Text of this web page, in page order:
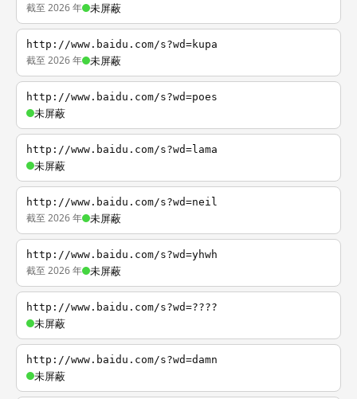
截至 2026 年 未屏蔽
http://www.baidu.com/s?wd=kupa
截至 2026 年 未屏蔽
http://www.baidu.com/s?wd=poes
未屏蔽
http://www.baidu.com/s?wd=lama
未屏蔽
http://www.baidu.com/s?wd=neil
截至 2026 年 未屏蔽
http://www.baidu.com/s?wd=yhwh
截至 2026 年 未屏蔽
http://www.baidu.com/s?wd=????
未屏蔽
http://www.baidu.com/s?wd=damn
未屏蔽